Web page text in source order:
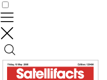
Contrôler vos données